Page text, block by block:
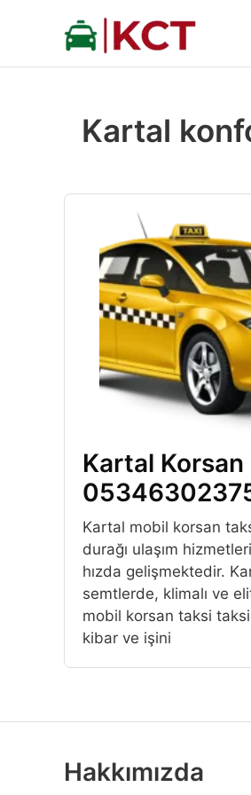
Kartal
Kartal Korsan
Kartal mobil korsan
durağı ulaşım
hızda gelişmektedir.
semtlerde, klimalı ve
mobil korsan taksi
kibar ve işini
Hakkımızda